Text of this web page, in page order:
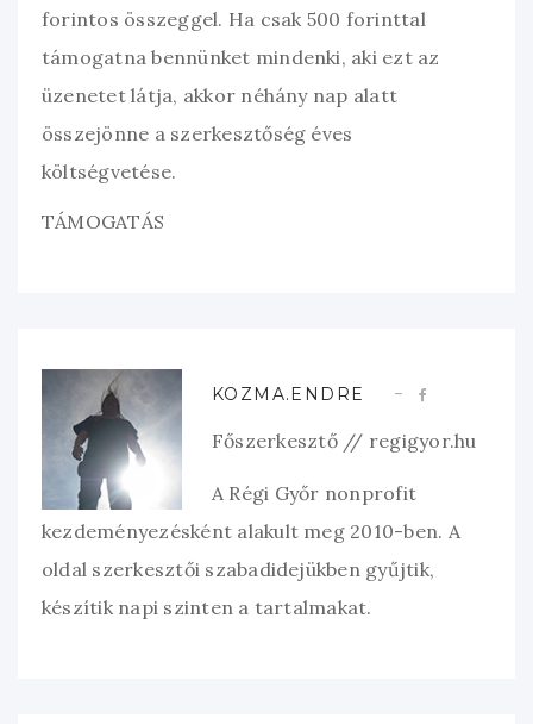
forintos összeggel. Ha csak 500 forinttal
támogatna bennünket mindenki, aki ezt az
üzenetet látja, akkor néhány nap alatt
összejönne a szerkesztőség éves
költségvetése.
TÁMOGATÁS
KOZMA.ENDRE
Főszerkesztő // regigyor.hu
A Régi Győr nonprofit
kezdeményezésként alakult meg 2010-ben. A
oldal szerkesztői szabadidejükben gyűjtik,
készítik napi szinten a tartalmakat.